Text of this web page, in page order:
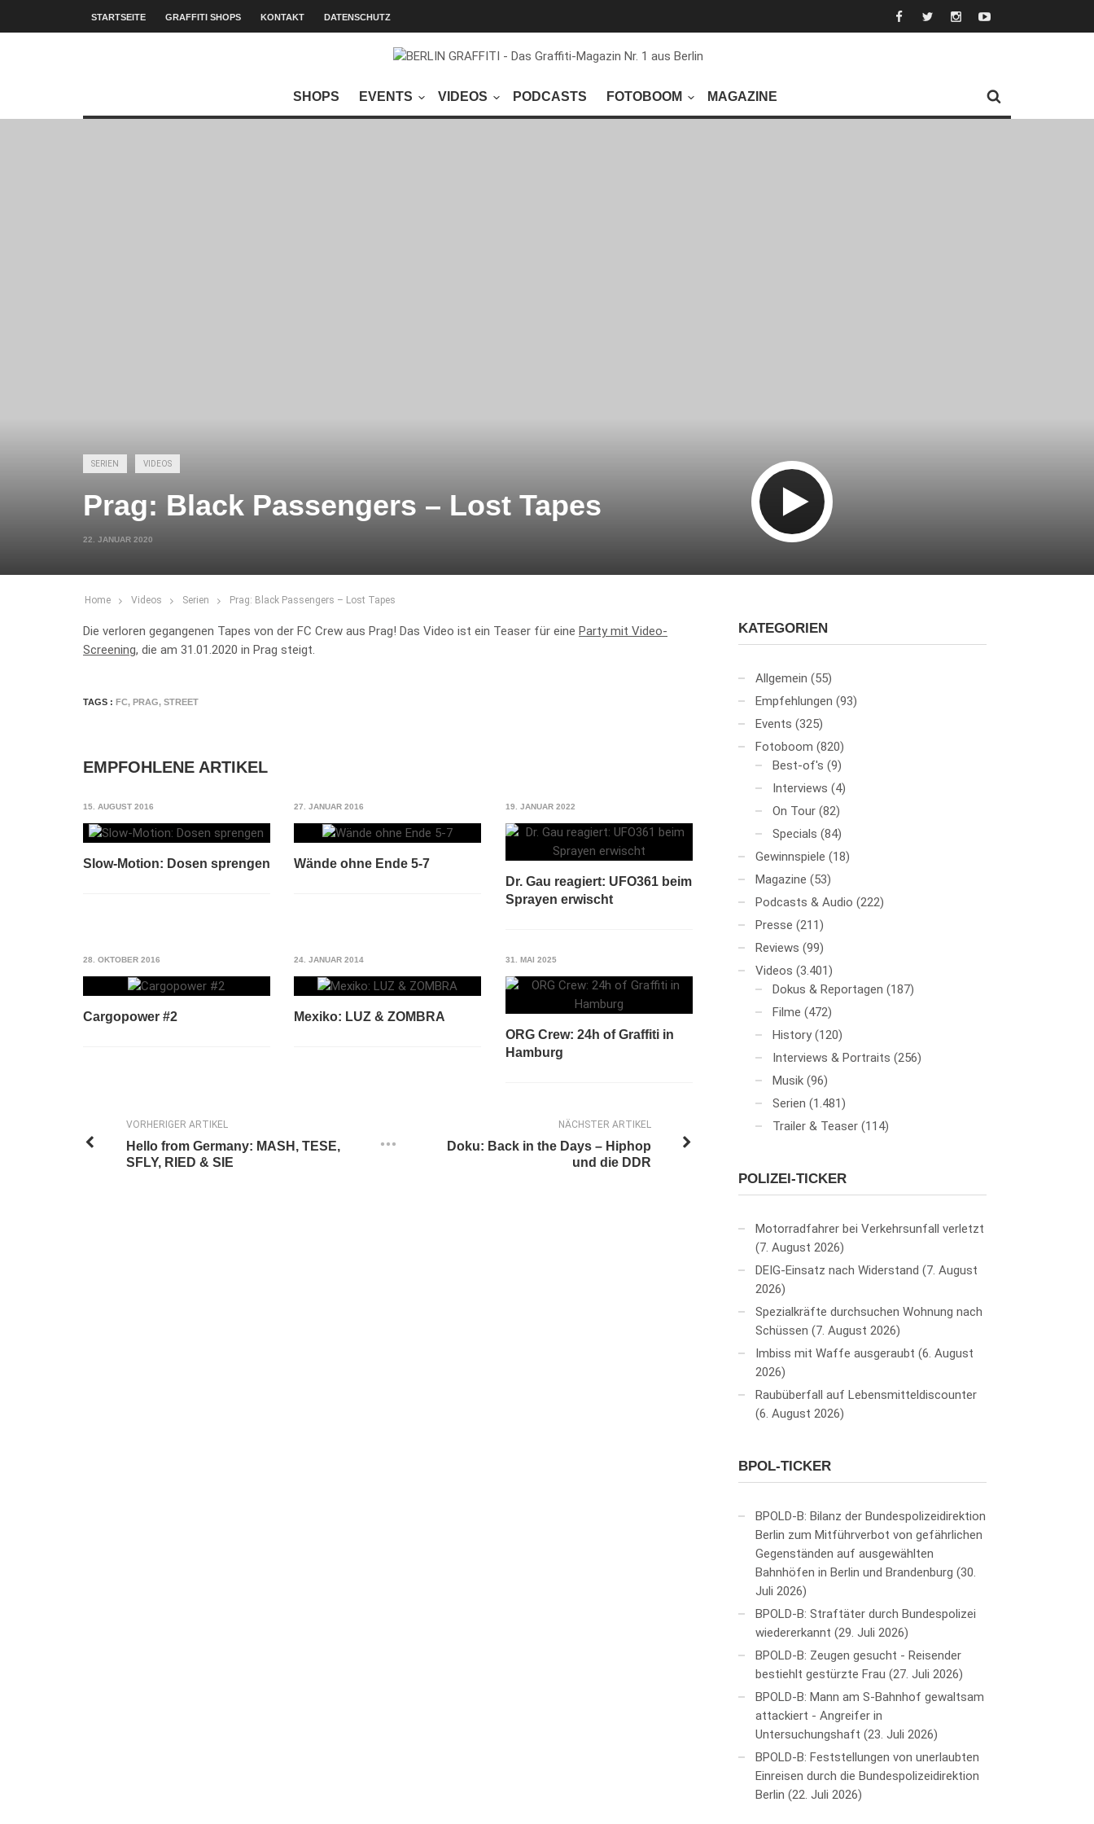
STARTSEITE GRAFFITI SHOPS KONTAKT DATENSCHUTZ
SHOPS EVENTS VIDEOS PODCASTS FOTOBOOM MAGAZINE
SERIEN VIDEOS
Prag: Black Passengers – Lost Tapes
22. JANUAR 2020
Home Videos Serien Prag: Black Passengers – Lost Tapes
Die verloren gegangenen Tapes von der FC Crew aus Prag! Das Video ist ein Teaser für eine Party mit Video-
Screening, die am 31.01.2020 in Prag steigt.
TAGS : FC, PRAG, STREET
EMPFOHLENE ARTIKEL
15. AUGUST 2016
Slow-Motion: Dosen sprengen
27. JANUAR 2016
Wände ohne Ende 5-7
19. JANUAR 2022
Dr. Gau reagiert: UFO361 beim
Sprayen erwischt
28. OKTOBER 2016
Cargopower #2
24. JANUAR 2014
Mexiko: LUZ & ZOMBRA
31. MAI 2025
ORG Crew: 24h of Graffiti in
Hamburg
NÄCHSTER ARTIKEL
Doku: Back in the Days – Hiphop
und die DDR
VORHERIGER ARTIKEL
Hello from Germany: MASH, TESE,
SFLY, RIED & SIE
KATEGORIEN
Allgemein (55)
Empfehlungen (93)
Events (325)
Fotoboom (820)
Best-of's (9)
Interviews (4)
On Tour (82)
Specials (84)
Gewinnspiele (18)
Magazine (53)
Podcasts & Audio (222)
Presse (211)
Reviews (99)
Videos (3.401)
Dokus & Reportagen (187)
Filme (472)
History (120)
Interviews & Portraits (256)
Musik (96)
Serien (1.481)
Trailer & Teaser (114)
POLIZEI-TICKER
Motorradfahrer bei Verkehrsunfall verletzt
7. August 2026
DEIG-Einsatz nach Widerstand
7. August
2026
Spezialkräfte durchsuchen Wohnung nach
Schüssen
7. August 2026
Imbiss mit Waffe ausgeraubt 6. August
2026
Raubüberfall auf Lebensmitteldiscounter
6. August 2026
BPOL-TICKER
BPOLD-B: Bilanz der Bundespolizeidirektion
Berlin zum Mitführverbot von gefährlichen
Gegenständen auf ausgewählten
Bahnhöfen in Berlin und Brandenburg 30.
Juli 2026
BPOLD-B: Straftäter durch Bundespolizei
wiedererkannt 29. Juli 2026
BPOLD-B: Zeugen gesucht - Reisender
bestiehlt gestürzte Frau 27. Juli 2026
BPOLD-B: Mann am S-Bahnhof gewaltsam
attackiert - Angreifer in
Untersuchungshaft 23. Juli 2026
BPOLD-B: Feststellungen von unerlaubten
Einreisen durch die Bundespolizeidirektion
Berlin 22. Juli 2026